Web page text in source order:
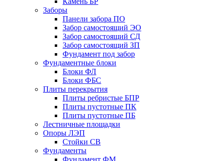
Заборы
Панели забора ПО
Забор самостоящий ЭО
Забор самостоящий СД
Забор самостоящий ЗП
Фyндамент под забор
Фундаментные блоки
Блоки ФЛ
Блоки ФБС
Плиты перекрытия
Плиты ребристые БПР
Плиты пустотные ПК
Плиты пустотные ПБ
Лестничные площадки
Опоры ЛЭП
Стойки СВ
Фундаменты
Фyндамент ФМ